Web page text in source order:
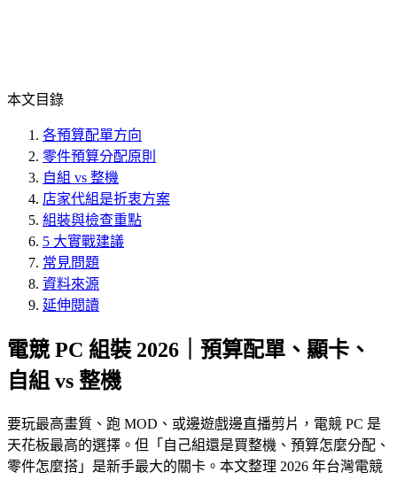
本文目錄
各預算配單方向
零件預算分配原則
自組 vs 整機
店家代組是折衷方案
組裝與檢查重點
5 大實戰建議
常見問題
資料來源
延伸閱讀
電競 PC 組裝 2026｜預算配單、顯卡、
自組 vs 整機
要玩最高畫質、跑 MOD、或邊遊戲邊直播剪片，電競 PC 是
天花板最高的選擇。但「 自己組還是買整機、預算怎麼分配、
零件怎麼搭 」是新手最大的關卡。本文整理 2026 年台灣電競